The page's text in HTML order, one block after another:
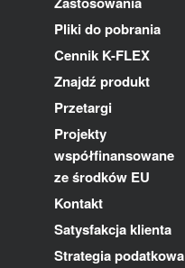
Pliki do pobrania
Cennik K-FLEX
Znajdź produkt
Przetargi
Projekty
współfinansowane
ze środków EU
Kontakt
Satysfakcja klienta
Strategia podatkowa